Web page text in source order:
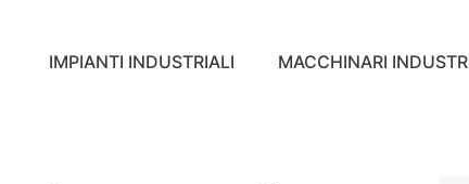
IMPIANTI INDUSTRIALI MACCHINARI